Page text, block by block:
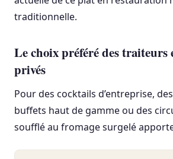
traditionnelle.
Le choix préféré des traiteurs
privés
Pour des cocktails d’entreprise,
buffets haut de gamme ou des
soufflé au fromage surgelé